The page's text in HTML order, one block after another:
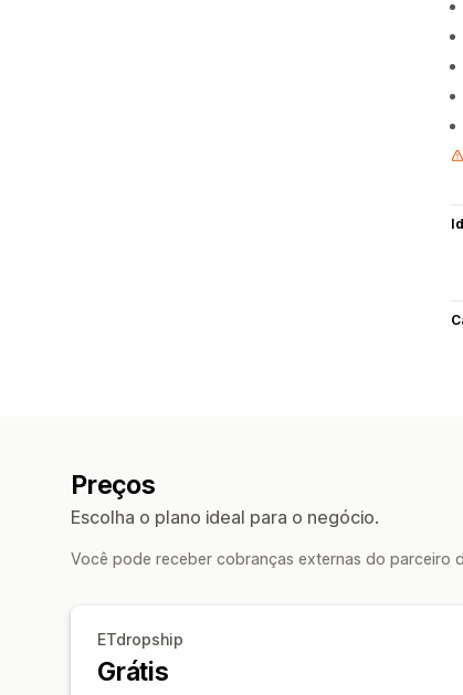
Preços
Escolha o plano ideal para o negócio.
Você pode receber cobranças externas do parceiro
ETdropship
Grátis